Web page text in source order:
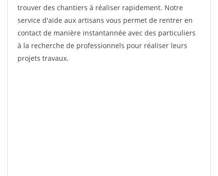
trouver des chantiers à réaliser rapidement. Notre
service d'aide aux artisans vous permet de rentrer en
contact de manière instantannée avec des particuliers
à la recherche de professionnels pour réaliser leurs
projets travaux.